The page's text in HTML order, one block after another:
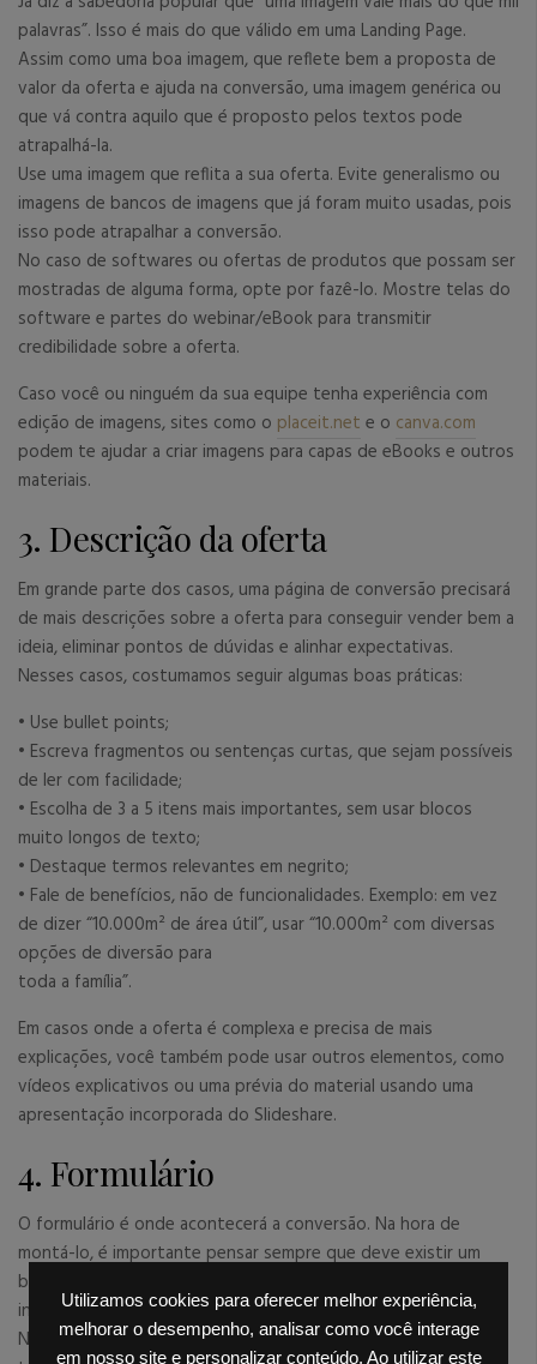
Utilizamos cookies para oferecer melhor experiência,
melhorar o desempenho, analisar como você interage
em nosso site e personalizar conteúdo. Ao utilizar este
palavras”. Isso é mais do que válido em uma Landing Page.
Assim como uma boa imagem, que reflete bem a proposta de
valor da oferta e ajuda na conversão, uma imagem genérica ou
que vá contra aquilo que é proposto pelos textos pode
atrapalhá-la.
Use uma imagem que reflita a sua oferta. Evite generalismo ou
imagens de bancos de imagens que já foram muito usadas, pois
isso pode atrapalhar a conversão.
No caso de softwares ou ofertas de produtos que possam ser
mostradas de alguma forma, opte por fazê-lo. Mostre telas do
software e partes do webinar/eBook para transmitir
credibilidade sobre a oferta.
Caso você ou ninguém da sua equipe tenha experiência com
edição de imagens, sites como o placeit.net e o canva.com
podem te ajudar a criar imagens para capas de eBooks e outros
materiais.
3. Descrição da oferta
Em grande parte dos casos, uma página de conversão precisará
de mais descrições sobre a oferta para conseguir vender bem a
ideia, eliminar pontos de dúvidas e alinhar expectativas.
Nesses casos, costumamos seguir algumas boas práticas:
• Use bullet points;
• Escreva fragmentos ou sentenças curtas, que sejam possíveis
de ler com facilidade;
• Escolha de 3 a 5 itens mais importantes, sem usar blocos
muito longos de texto;
• Destaque termos relevantes em negrito;
• Fale de benefícios, não de funcionalidades. Exemplo: em vez
de dizer “10.000m² de área útil”, usar “10.000m² com diversas
opções de diversão para
toda a família”.
Em casos onde a oferta é complexa e precisa de mais
explicações, você também pode usar outros elementos, como
vídeos explicativos ou uma prévia do material usando uma
apresentação incorporada do Slideshare.
4. Formulário
O formulário é onde acontecerá a conversão. Na hora de
montá-lo, é importante pensar sempre que deve existir um
balanço entre algumas variáveis, tais como o número de
informações requeridas e o número de Leads que será obtido.
Não é regra, mas em geral, quanto mais informações, menor a